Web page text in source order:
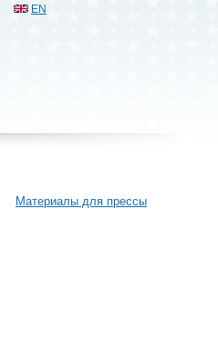
EN
Материалы для прессы